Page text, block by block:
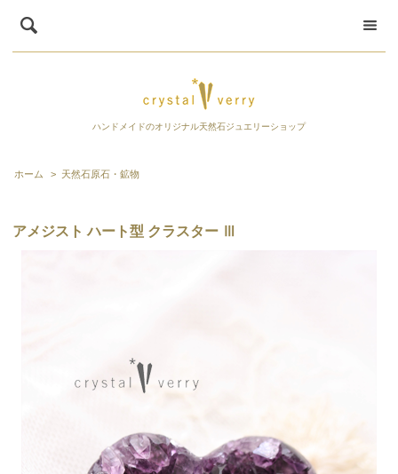
ハンドメイドのオリジナル天然石ジュエリーショップ
ホーム > 天然石原石・鉱物
アメジスト ハート型 クラスター Ⅲ